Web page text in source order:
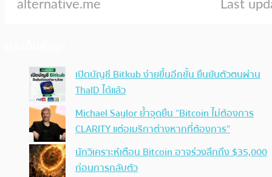
เปิดบัญชี Bitkub ง่ายขึ้นอีกขั้น ยืนยันตัวตนผ่าน
ThaID ได้แล้ว
Michael Saylor ย้ำจุดยืน “Bitcoin ไม่ต้องการ
CLARITY แต่อเมริกาต่างหากที่ต้องการ”
นักวิเคราะห์เตือน Bitcoin อาจร่วงลึกถึง $35,000
ก่อนการกลับตัว